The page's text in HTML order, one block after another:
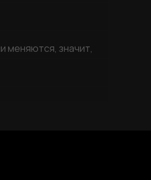
меняются, значит,